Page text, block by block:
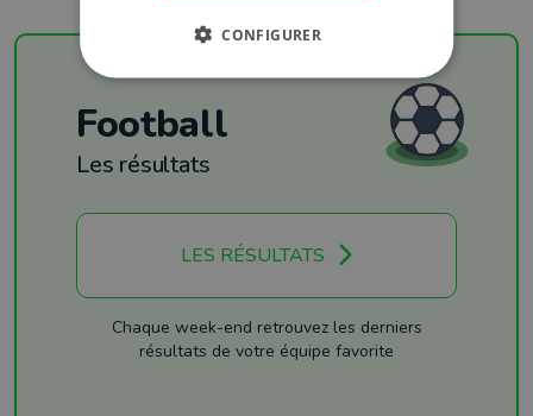
Football
Les résultats
LES RÉSULTATS
Chaque week-end retrouvez les derniers
résultats de votre équipe favorite
CONFIGURER